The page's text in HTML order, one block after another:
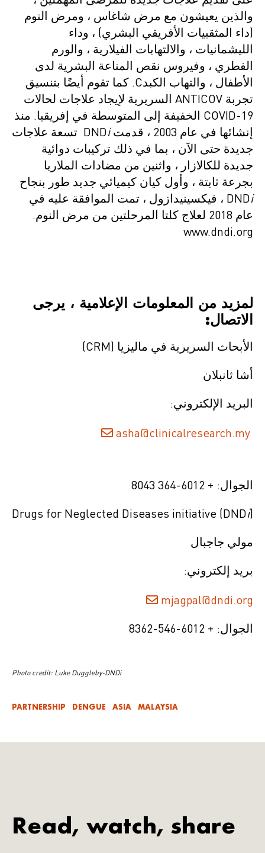
والذين يعيشون مع مرض شاغاس ، ومرض النوم
(داء المثقبيات الأفريقي البشري) ، وداء
الليشمانيات ، والالتهابات الفيلارية ، والورم
الفطري ، وفيروس نقص المناعة البشرية لدى
الأطفال ، والتهاب الكبدC. كما تقوم أيضًا بتنسيق
تجربة ANTICOV السريرية لإيجاد علاجات لحالات
COVID-19 الخفيفة إلى المتوسطة في إفريقيا. منذ
إنشائها في عام 2003 ، قدمت DND
i
تسعة علاجات
جديدة حتى الآن ، بما في ذلك تركيبات دوائية
جديدة للكالازار ، واثنين من مضادات الملاريا
بجرعة ثابتة ، وأول كيان كيميائي جديد طور بنجاح
DNDi
، فيكسينيدازول ، تمت الموافقة عليه في
عام 2018 لعلاج كلتا المرحلتين من مرض النوم.
www.dndi.org
لمزيد من المعلومات الإعلامية ، يرجى
الاتصال:
الأبحاث السريرية في ماليزيا (CRM)
أشا ثانبلان
البريد الإلكتروني:
asha@clinicalresearch.my
الجوال: + 6012-364 8043
Drugs for Neglected Diseases initiative (DNDi)
مولي جاجبال
بريد إلكتروني:
mjagpal@dndi.org
الجوال: + 6012-546-8362
Photo credit: Luke Duggleby-DNDi
PARTNERSHIP DENGUE ASIA MALAYSIA
Read, watch, share